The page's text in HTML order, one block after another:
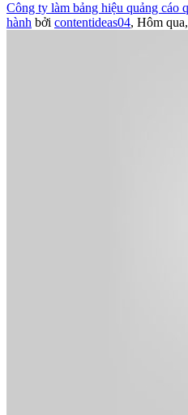
Công ty làm bảng hiệu quảng cáo
hành bởi contentideas04, Hôm